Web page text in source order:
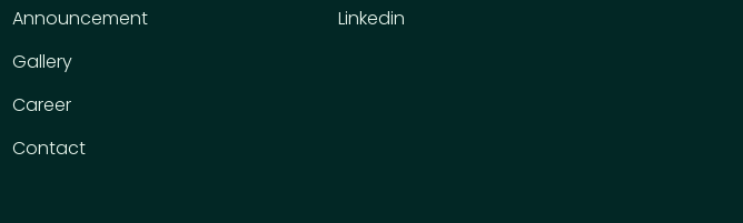
Announcement
Gallery
Career
Contact
Linkedin